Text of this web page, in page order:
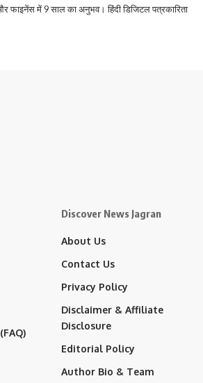
फाइनेंस में 9 साल का अनुभव। हिंदी डिजिटल पत्रकारिता
Discover News Jagran
About Us
Contact Us
Privacy Policy
Disclaimer & Affiliate
Disclosure
Editorial Policy
Author Bio & Team